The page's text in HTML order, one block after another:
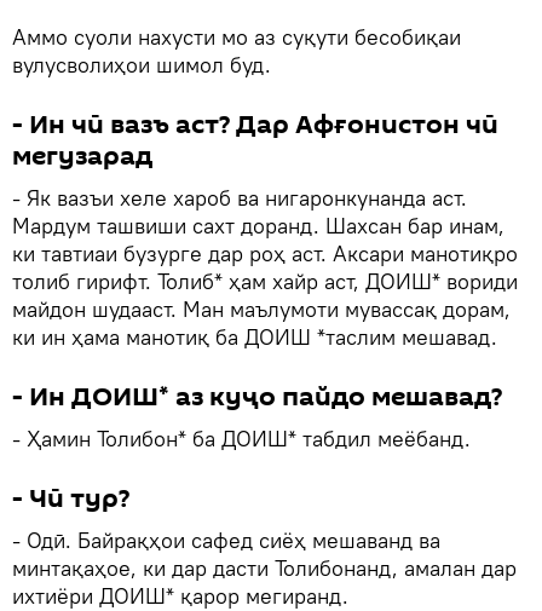
Аммо суоли нахусти мо аз суқути бесобиқаи
вулусволиҳои шимол буд.
- Ин чӣ вазъ аст? Дар Афғонистон чӣ
мегузарад
- Як вазъи хеле хароб ва нигаронкунанда аст.
Мардум ташвиши сахт доранд. Шахсан бар инам,
ки тавтиаи бузурге дар роҳ аст. Аксари манотиқро
толиб гирифт. Толиб* ҳам хайр аст, ДОИШ* вориди
майдон шудааст. Ман маълумоти мувассақ дорам,
ки ин ҳама манотиқ ба ДОИШ *таслим мешавад.
- Ин ДОИШ* аз куҷо пайдо мешавад?
- Ҳамин Толибон* ба ДОИШ* табдил меёбанд.
- Чӣ тур?
- Одӣ. Байрақҳои сафед сиёҳ мешаванд ва
минтақаҳое, ки дар дасти Толибонанд, амалан дар
ихтиёри ДОИШ* қарор мегиранд.